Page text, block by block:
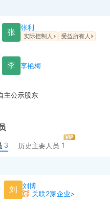
张
张利
实际控制人 受益所有人
李 李艳梅
主公示股东
3 历史主要人员 1
刘
刘博
关联2家企业>